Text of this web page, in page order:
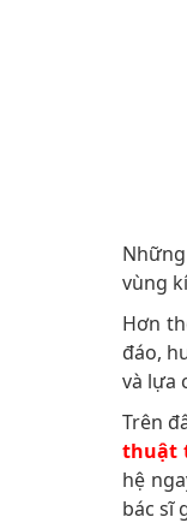
vùng
Hơn
đáo,
và lựa
Trên
thuật
hệ
bác sĩ